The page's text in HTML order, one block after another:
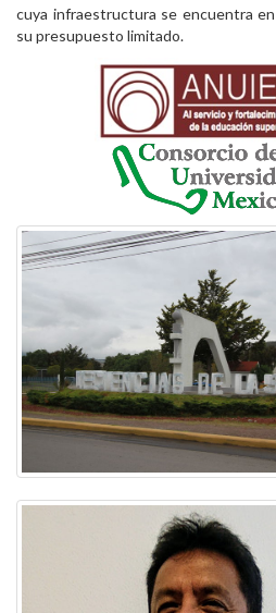
cuya infraestructura se encuentra
su presupuesto limitado.